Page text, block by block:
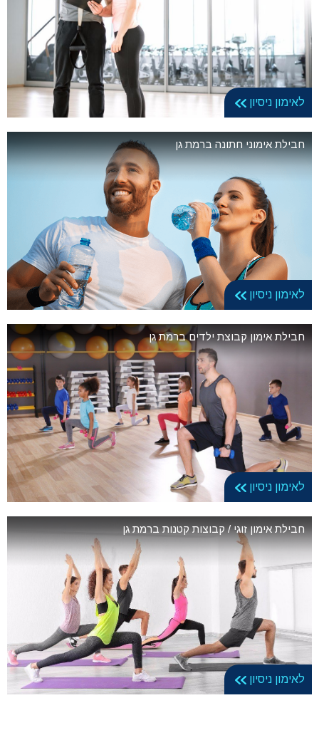
לאימון ניסיון
חבילת אימוני חתונה ברמת גן
לאימון ניסיון
חבילת אימון קבוצת ילדים ברמת גן
לאימון ניסיון
חבילת אימון זוגי / קבוצות קטנות ברמת גן
לאימון ניסיון